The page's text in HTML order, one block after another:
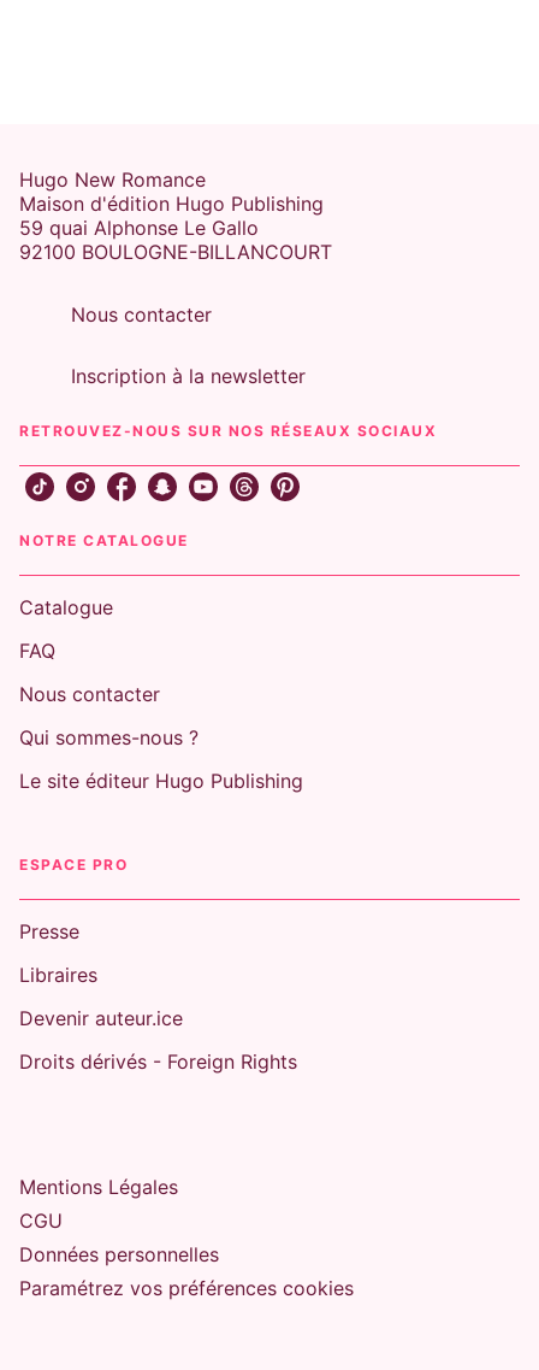
Hugo New Romance
Maison d'édition Hugo Publishing
59 quai Alphonse Le Gallo
92100 BOULOGNE-BILLANCOURT
Nous contacter
Inscription à la newsletter
RETROUVEZ-NOUS SUR NOS RÉSEAUX SOCIAUX
NOTRE CATALOGUE
Catalogue
FAQ
Nous contacter
Qui sommes-nous ?
Le site éditeur Hugo Publishing
ESPACE PRO
Presse
Libraires
Devenir auteur.ice
Droits dérivés - Foreign Rights
Mentions Légales
CGU
Données personnelles
Paramétrez vos préférences cookies